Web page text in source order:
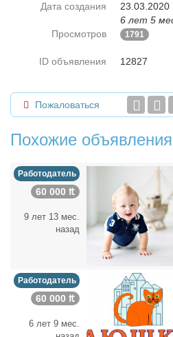
Дата создания
23.03.2020
6 лет 5
Просмотров
1791
ID объявления 12827
Пожаловаться
Похожие объявления
Работодатель
60 000 ₶
9 лет 13 мес.
назад
Работодатель
60 000 ₶
6 лет 9 мес.